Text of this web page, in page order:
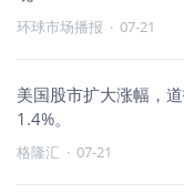
环球市场播报 · 07-21
美国股市扩大涨幅，
1.4%。
格隆汇 · 07-21